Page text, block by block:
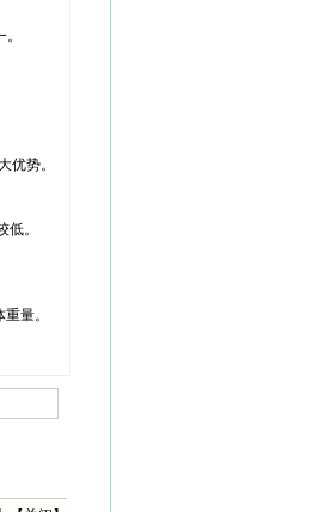
优势。
。
量。